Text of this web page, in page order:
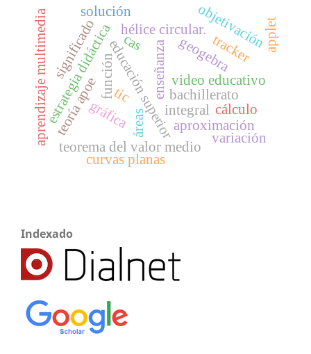
educación superior
estrategia didáctica geogebra
hélice circular.
video educativo
aprendizaje multimedia áreas
aproximación
teorema del valor medio
enseñanza
curvas planas
significado
bachillerato
integral
función
solución
cálculo
teoría apoegráfica
objetivación
variación
applet
cas
tic
tracker
Indexado